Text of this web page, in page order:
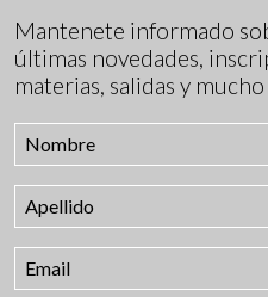
Mantenete informado
últimas novedades,
materias, salidas y mucho